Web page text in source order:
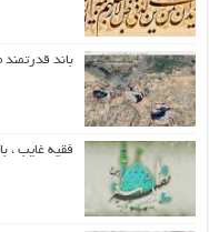
باند
فقیه غایب ،